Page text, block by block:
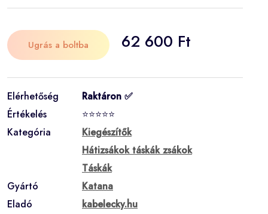
Ugrás a boltba 62 600 Ft
Elérhetőség
Raktáron ✅
Értékelés
⭐⭐⭐⭐⭐
Kategória
Kiegészítők
Hátizsákok táskák zsákok
Táskák
Gyártó
Katana
Eladó
kabelecky.hu